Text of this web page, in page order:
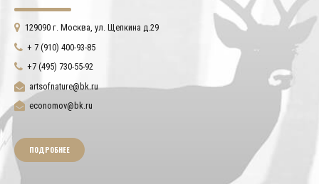
129090 г. Москва, ул. Щепкина д.29
+ 7 (910) 400-93-85
+7 (495) 730-55-92
artsofnature@bk.ru
economov@bk.ru
ПОДРОБНЕЕ